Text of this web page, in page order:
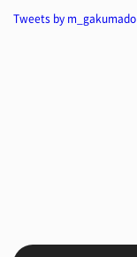
Tweets by m_gakumado